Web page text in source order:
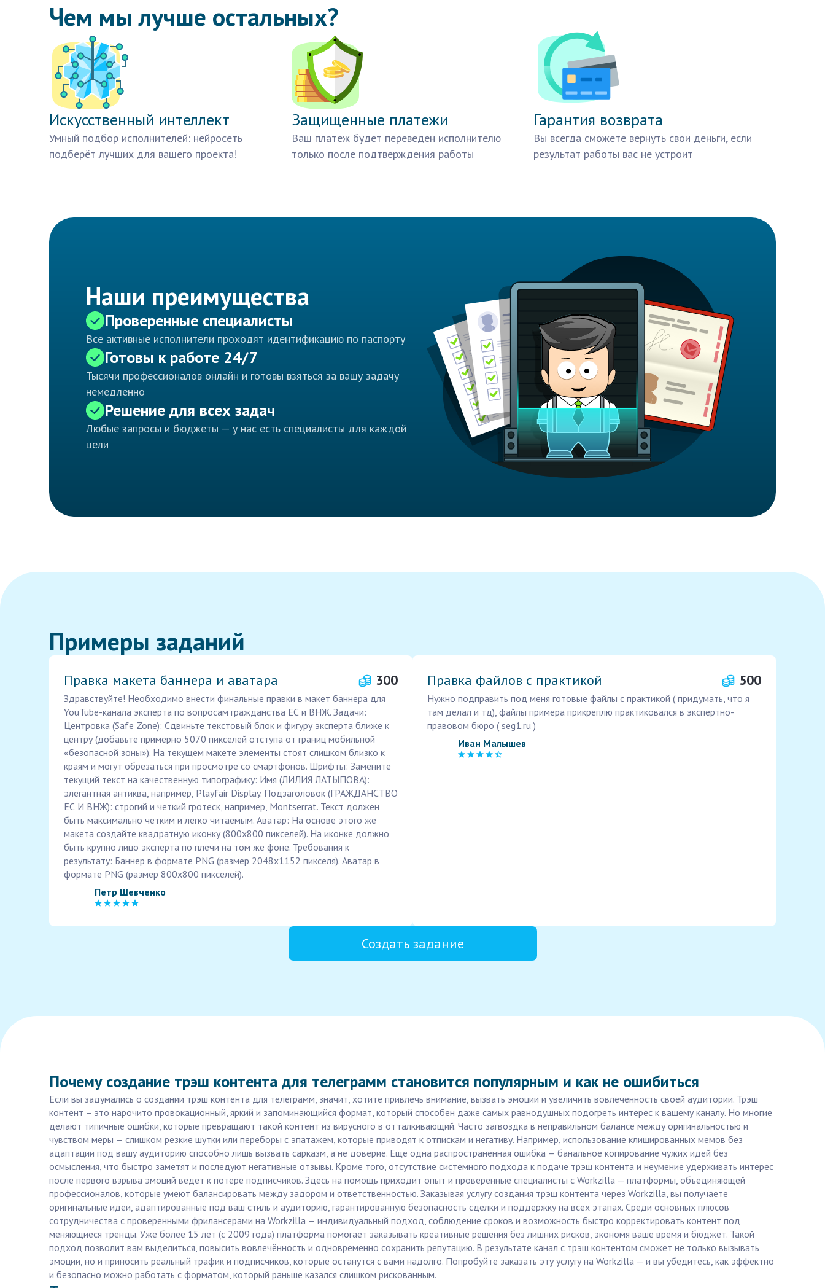
Чем мы лучше остальных?
Искусственный интеллект
Умный подбор исполнителей: нейросеть
подберёт лучших для вашего проекта!
Защищенные платежи
Ваш платеж будет переведен исполнителю
только после подтверждения работы
Гарантия возврата
Вы всегда сможете вернуть свои деньги, если
результат работы вас не устроит
Наши преимущества
Проверенные специалисты
Все активные исполнители проходят идентификацию по паспорту
Готовы к работе 24/7
Тысячи профессионалов онлайн и готовы взяться за вашу задачу
немедленно
Решение для всех задач
Любые запросы и бюджеты — у нас есть специалисты для каждой
цели
Примеры заданий
Правка макета баннера и аватара 300
Здравствуйте! Необходимо внести финальные правки в макет баннера для
YouTube-канала эксперта по вопросам гражданства ЕС и ВНЖ. Задачи:
Центровка (Safe Zone): Сдвиньте текстовый блок и фигуру эксперта ближе к
центру (добавьте примерно 5070 пикселей отступа от границ мобильной
«безопасной зоны»). На текущем макете элементы стоят слишком близко к
краям и могут обрезаться при просмотре со смартфонов. Шрифты: Замените
текущий текст на качественную типографику: Имя (ЛИЛИЯ ЛАТЫПОВА):
элегантная антиква, например, Playfair Display. Подзаголовок (ГРАЖДАНСТВО
ЕС И ВНЖ): строгий и четкий гротеск, например, Montserrat. Текст должен
быть максимально четким и легко читаемым. Аватар: На основе этого же
макета создайте квадратную иконку (800х800 пикселей). На иконке должно
быть крупно лицо эксперта по плечи на том же фоне. Требования к
результату: Баннер в формате PNG (размер 2048х1152 пикселя). Аватар в
формате PNG (размер 800х800 пикселей).
Петр Шевченко
Правка файлов с практикой 500
Нужно подправить под меня готовые файлы с практикой ( придумать, что я
там делал и тд), файлы примера прикреплю практиковался в экспертно-
правовом бюро ( seg1.ru )
Иван Малышев
Создать задание
Почему создание трэш контента для телеграмм становится популярным и как не ошибиться
Если вы задумались о создании трэш контента для телеграмм, значит, хотите привлечь внимание, вызвать эмоции и увеличить вовлеченность своей аудитории. Трэш
контент – это нарочито провокационный, яркий и запоминающийся формат, который способен даже самых равнодушных подогреть интерес к вашему каналу. Но многие
делают типичные ошибки, которые превращают такой контент из вирусного в отталкивающий. Часто загвоздка в неправильном балансе между оригинальностью и
чувством меры — слишком резкие шутки или переборы с эпатажем, которые приводят к отпискам и негативу. Например, использование клишированных мемов без
адаптации под вашу аудиторию способно лишь вызвать сарказм, а не доверие. Еще одна распространённая ошибка — банальное копирование чужих идей без
осмысления, что быстро заметят и последуют негативные отзывы. Кроме того, отсутствие системного подхода к подаче трэш контента и неумение удерживать интерес
после первого взрыва эмоций ведет к потере подписчиков. Здесь на помощь приходит опыт и проверенные специалисты с Workzilla — платформы, объединяющей
профессионалов, которые умеют балансировать между задором и ответственностью. Заказывая услугу создания трэш контента через Workzilla, вы получаете
оригинальные идеи, адаптированные под ваш стиль и аудиторию, гарантированную безопасность сделки и поддержку на всех этапах. Среди основных плюсов
сотрудничества с проверенными фрилансерами на Workzilla — индивидуальный подход, соблюдение сроков и возможность быстро корректировать контент под
меняющиеся тренды. Уже более 15 лет (с 2009 года) платформа помогает заказывать креативные решения без лишних рисков, экономя ваше время и бюджет. Такой
подход позволит вам выделиться, повысить вовлечённость и одновременно сохранить репутацию. В результате канал с трэш контентом сможет не только вызывать
эмоции, но и приносить реальный трафик и подписчиков, которые останутся с вами надолго. Попробуйте заказать эту услугу на Workzilla — и вы убедитесь, как эффектно
и безопасно можно работать с форматом, который раньше казался слишком рискованным.